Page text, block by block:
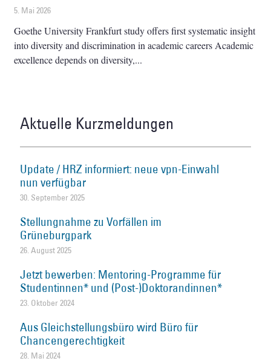
5. Mai 2026
Goethe University Frankfurt study offers first systematic insight
into diversity and discrimination in academic careers Academic
excellence depends on diversity,
Aktuelle Kurzmeldungen
Update / HRZ informiert: neue vpn-Einwahl
nun verfügbar
30. September 2025
Stellungnahme zu Vorfällen im
Grüneburgpark
26. August 2025
Jetzt bewerben: Mentoring-Programme für
Studentinnen* und (Post-)Doktorandinnen*
23. Oktober 2024
Aus Gleichstellungsbüro wird Büro für
Chancengerechtigkeit
28. Mai 2024